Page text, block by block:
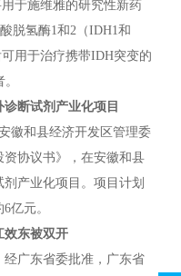
于施维雅的研究性新药
脱氢酶1和2（IDH1和
用于治疗携带IDH突变的
断试剂产业化项目
徽和县经济开发区管理委
协议书》，在安徽和县
产业化项目。项目计划
亿元。
效东被双开
广东省委批准，广东省